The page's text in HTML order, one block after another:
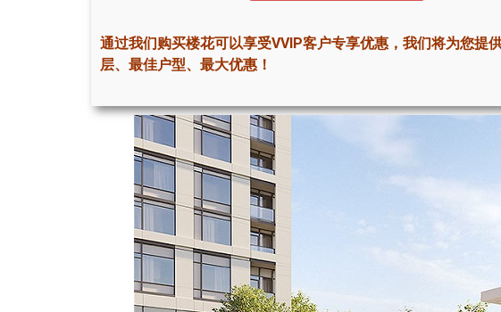
通过我们购买楼花可以享受VVIP客户专享优惠，我们将为您提
层、最佳户型、最大优惠！